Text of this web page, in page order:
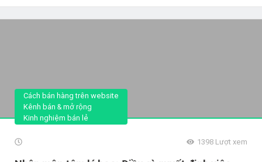
Cách bán hàng trên website
Kênh bán & mở rộng
Kinh nghiệm bán lẻ
1398 Lượt xem